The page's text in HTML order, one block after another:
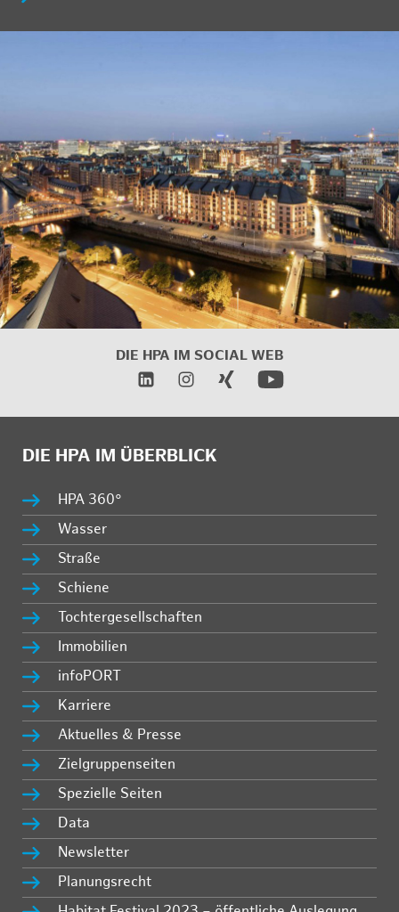
DIE HPA IM SOCIAL WEB
DIE HPA IM ÜBERBLICK
HPA 360°
Wasser
Straße
Schiene
Tochtergesellschaften
Immobilien
infoPORT
Karriere
Aktuelles & Presse
Zielgruppenseiten
Spezielle Seiten
Data
Newsletter
Planungsrecht